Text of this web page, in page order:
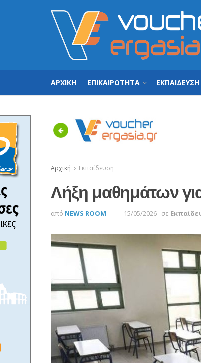
ΑΡΧΙΚΗ ΕΠΙΚΑΙΡΟΤΗΤΑ ΕΚΠΑΙΔΕΥΣΗ
Previous
Αρχική Εκπαίδευση
Λήξη μαθημάτων
από NEWS ROOM 15/05/2026 σε